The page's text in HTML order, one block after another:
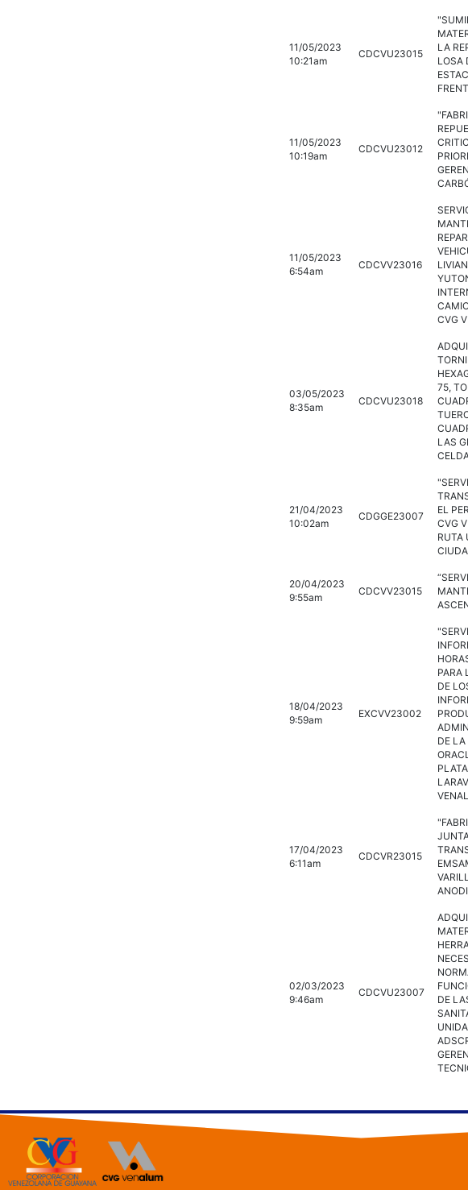
11/05/2023
10:21am
CDCVU23015
LA
LOSA
11/05/2023
10:19am
CDCVU23012
11/05/2023
6:54am
CDCVV23016
CVG
03/05/2023
8:35am
CDCVU23018
75,
LAS
21/04/2023
10:02am
CDGGE23007
EL
CVG
RUTA
20/04/2023
9:55am
CDCVV23015
18/04/2023
9:59am
EXCVV23002
PARA
DE
DE
17/04/2023
6:11am
CDCVR23015
02/03/2023
9:46am
CDCVU23007
DE